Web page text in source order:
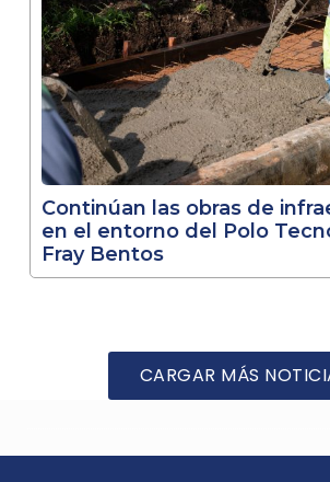
Continúan las obras de
en el entorno del Polo
Fray Bentos
CARGAR MÁS